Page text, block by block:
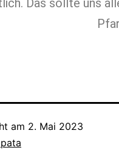
Das sollte uns
am 2. Mai 2023